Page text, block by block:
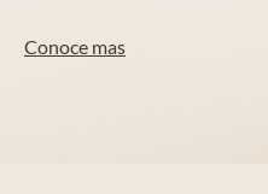
Conoce mas